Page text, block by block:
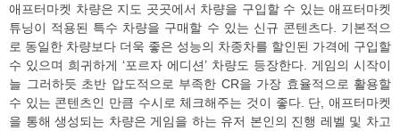
애프터마켓 차량은 지도 곳곳에서 차량을 구입할 수 있는 애프터마켓
튜닝이 적용된 특수 차량을 구매할 수 있는 신규 콘텐츠다. 기본적으
로 동일한 차량보다 더욱 좋은 성능의 차종차를 할인된 가격에 구입할
수 있으며 희귀하게 ‘포르자 에디션’ 차량도 등장한다. 게임의 시작이
늘 그러하듯 초반 압도적으로 부족한 CR을 가장 효율적으로 활용할
수 있는 콘텐츠인 만큼 수시로 체크해주는 것이 좋다. 단, 애프터마켓
을 통해 생성되는 차량은 게임을 하는 유저 본인의 진행 레벨 및 차고